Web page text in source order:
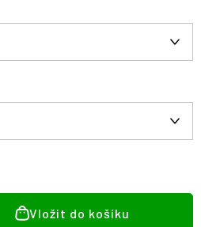
Vložit do košíku